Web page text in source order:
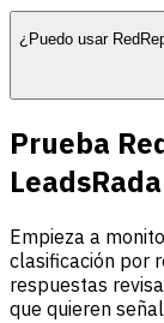
¿Puedo usar
Prueba
Empieza a
clasificación por
respuestas
que quieren